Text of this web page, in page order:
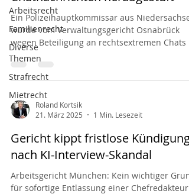
Arbeitsrecht
Familienrecht
Diverse
Themen
Strafrecht
Mietrecht
Ein Polizeihauptkommissar aus
wurde vom Verwaltungsgericht Osnabrück
wegen Beteiligung an rechtsextremen Chats
das Amt...
Roland Kortsik
21. März 2025
1 Min. Lesezeit
Gericht kippt fristlose Kündigung
nach KI-Interview-Skandal
Arbeitsgericht München: Kein wichtiger
für sofortige Entlassung einer